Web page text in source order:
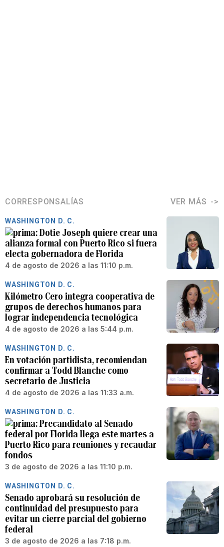
CORRESPONSALÍAS VER MÁS
WASHINGTON D. C.
Dotie Joseph quiere crear una
alianza formal con Puerto Rico si fuera
electa gobernadora de Florida
4 de agosto de 2026 a las 11:10 p.m.
WASHINGTON D. C.
Kilómetro Cero integra cooperativa de
grupos de derechos humanos para
lograr independencia tecnológica
4 de agosto de 2026 a las 5:44 p.m.
WASHINGTON D. C.
En votación partidista, recomiendan
confirmar a Todd Blanche como
secretario de Justicia
4 de agosto de 2026 a las 11:33 a.m.
WASHINGTON D. C.
Precandidato al Senado
federal por Florida llega este martes a
Puerto Rico para reuniones y recaudar
fondos
3 de agosto de 2026 a las 11:10 p.m.
WASHINGTON D. C.
Senado aprobará su resolución de
continuidad del presupuesto para
evitar un cierre parcial del gobierno
federal
3 de agosto de 2026 a las 7:18 p.m.